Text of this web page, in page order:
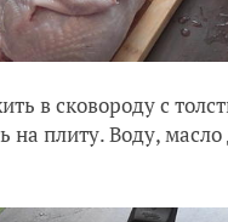
в сковороду с
на плиту. Воду, масло